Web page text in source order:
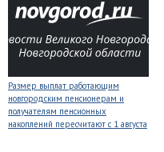
Размер выплат работающим
новгородским пенсионерам и
получателям пенсионных
накоплений пересчитают с 1 августа